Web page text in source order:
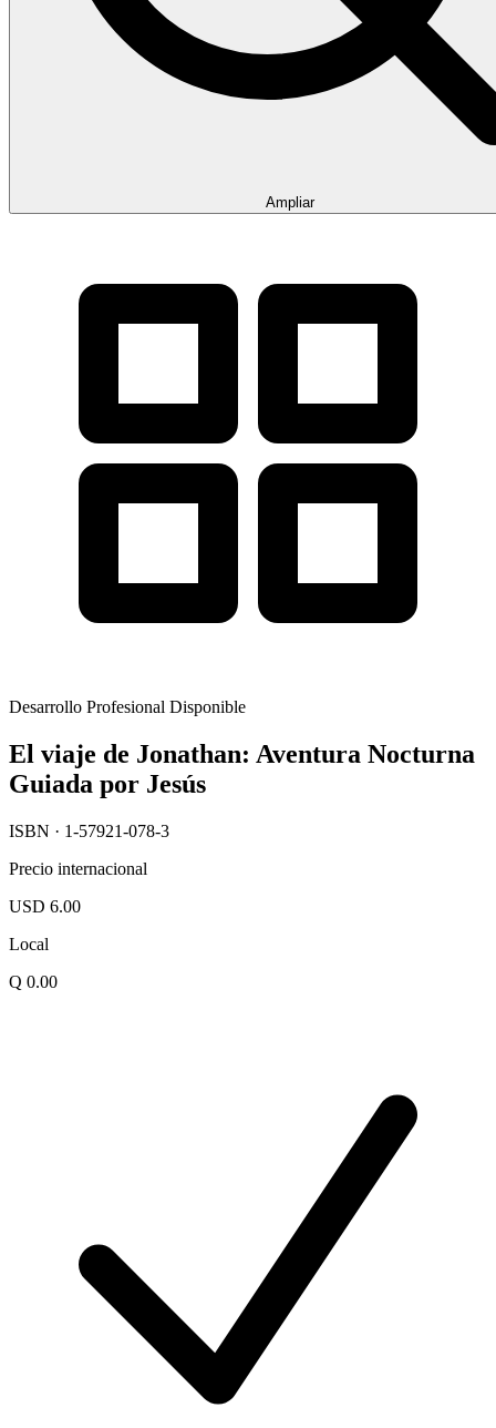
Ampliar
Desarrollo Profesional Disponible
El viaje de Jonathan: Aventura Nocturna
Guiada por Jesús
ISBN · 1-57921-078-3
Precio internacional
USD 6.00
Local
Q 0.00